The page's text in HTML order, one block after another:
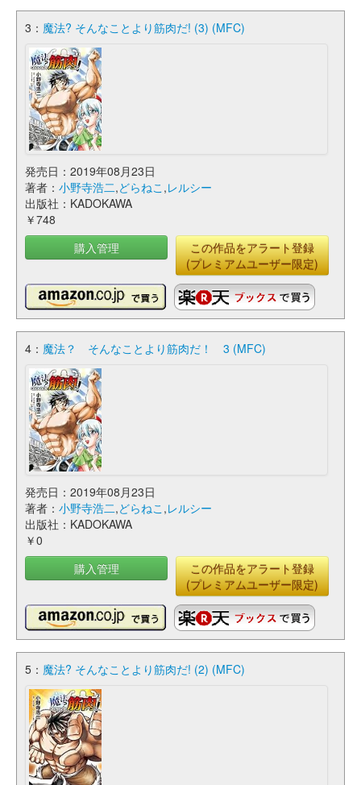
3： 魔法? そんなことより筋肉だ! (3) (MFC)
発売日：2019年08月23日
著者： 小野寺浩二,どらねこ ,レルシー
出版社：KADOKAWA
￥748
購入管理
この作品をアラート登録
(プレミアムユーザー限定)
4： 魔法？ そんなことより筋肉だ！ 3 (MFC)
発売日：2019年08月23日
著者： 小野寺浩二,どらねこ ,レルシー
出版社：KADOKAWA
￥0
購入管理
この作品をアラート登録
(プレミアムユーザー限定)
5： 魔法? そんなことより筋肉だ! (2) (MFC)